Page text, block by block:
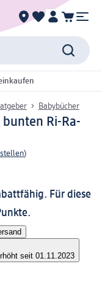
Babybücher
Ri-Ra-
)
Für diese
seit 01.11.2023